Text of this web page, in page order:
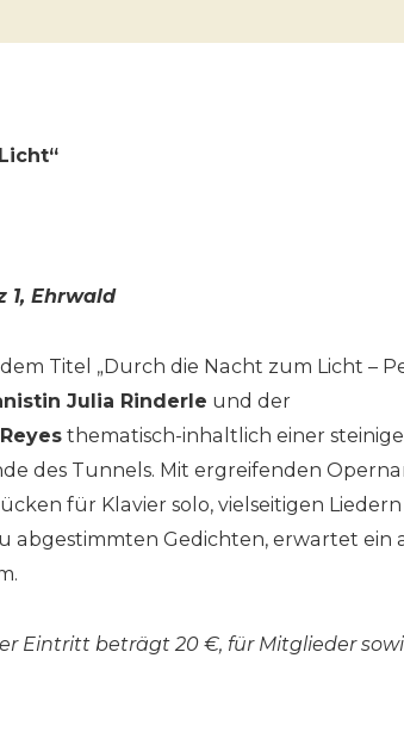
1, Ehrwald
Titel „Durch die Nacht zum Licht –
Julia Rinderle und der
thematisch-inhaltlich einer
des Tunnels. Mit ergreifenden
für Klavier solo, vielseitigen
abgestimmten Gedichten, erwartet
Eintritt beträgt 20 €, für Mitglieder